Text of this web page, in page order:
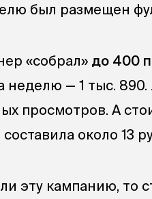
был размещен
«собрал» до 400
неделю — 1 тыс.
просмотров. А
около 13
эту кампанию, то